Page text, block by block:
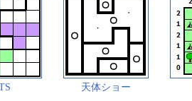
天体ショー